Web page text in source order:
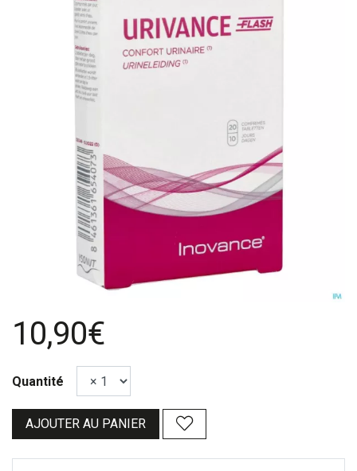
10,90€
Quantité
AJOUTER AU PANIER